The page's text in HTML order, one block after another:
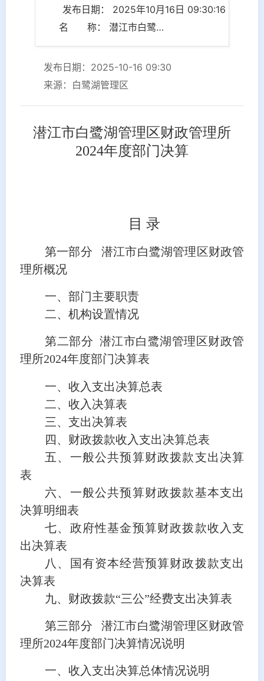
发布日期： 2025年10月16日 09:30:16
名 称： 潜江市白鹭湖管理区财政管理所 2024年度部门决算
发布日期：2025-10-16 09:30
来源：白鹭湖管理区
潜江市白鹭湖管理区财政管理所
2024年度部门决算
目 录
第一部分
潜江市白鹭湖管理区财政管
理所概况
一、部门主要职责
二、机构设置情况
第二部分 潜江市白鹭湖管理区财政管
理所2024年度部门决算表
一、收入支出决算总表
二、收入决算表
三、支出决算表
四、财政拨款收入支出决算总表
五、一般公共预算财政拨款支出决算
表
六、一般公共预算财政拨款基本支出
决算明细表
七、政府性基金预算财政拨款收入支
出决算表
八、国有资本经营预算财政拨款支出
决算表
九、财政拨款“三公”经费支出决算表
第三部分
潜江市白鹭湖管理区财政管
理所2024年度部门决算情况说明
一、收入支出决算总体情况说明